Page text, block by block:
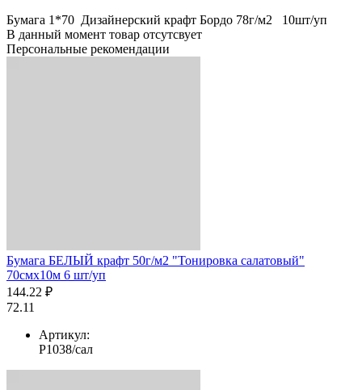
Бумага 1*70 Дизайнерский крафт Бордо 78г/м2 10шт/уп
В данный момент товар отсутсвует
Персональные рекомендации
Бумага БЕЛЫЙ крафт 50г/м2 "Тонировка салатовый"
70смх10м 6 шт/уп
144.22 ₽
72.11
Артикул:
Р1038/сал